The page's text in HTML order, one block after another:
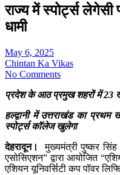
राज्य में स्पोर्ट्स लेगेसी
धामी
May 6, 2025
Chintan Ka Vikas
No Comments
प्रदेश के आठ प्रमुख शहरों में 23
हल्द्वानी में उत्तराखंड का प्रथम
स्पोर्ट्स कॉलेज खुलेगा
देहरादून।
मुख्यमंत्री पुष्कर सिंह
एसोसिएशन” द्वारा आयोजित
एशियन यूनिवर्सिटी कप पॉवर